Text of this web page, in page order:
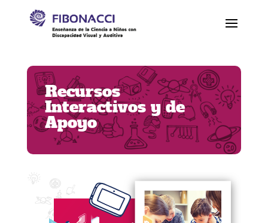
Recursos
Interactivos y de
Apoyo